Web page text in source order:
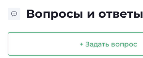
Вопросы и ответы
+ Задать вопрос